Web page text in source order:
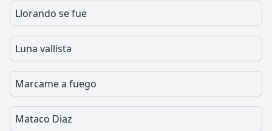
Llorando se fue
Luna vallista
Marcame a fuego
Mataco Diaz